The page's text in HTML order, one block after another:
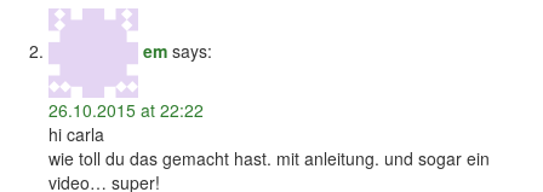
em says:
26.10.2015 at 22:22
hi carla
wie toll du das gemacht hast. mit anleitung. und sogar ein
video… super!